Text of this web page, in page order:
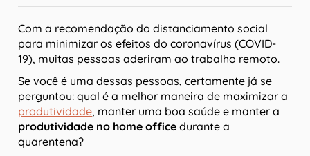
Com a recomendação do distanciamento social
para minimizar os efeitos do coronavírus (COVID-
19), muitas pessoas aderiram ao trabalho remoto.
Se você é uma dessas pessoas, certamente já se
perguntou: qual é a melhor maneira de maximizar a
produtividade, manter uma boa saúde e manter a
produtividade no home office durante a
quarentena?